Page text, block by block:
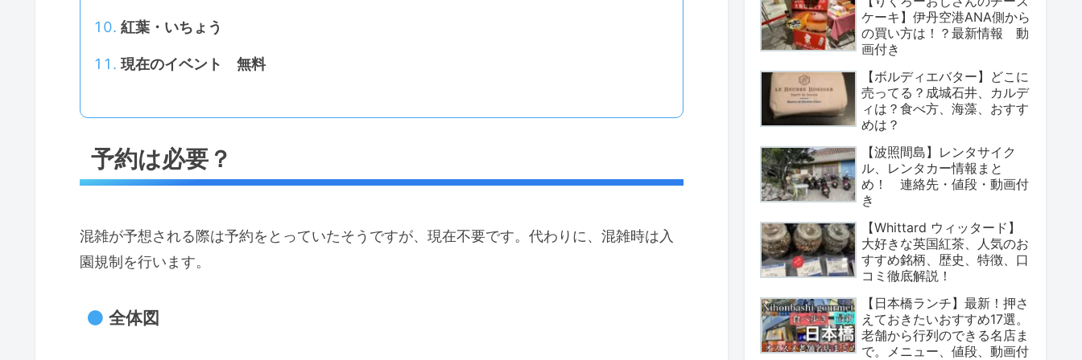
紅葉・いちょう
現在のイベント 無料
予約は必要？
混雑が予想される際は予約をとっていたそうですが、現在不要です。代わりに、混雑時は入
園規制を行います。
全体図
ケーキ】伊丹空港ANA側から
の買い方は！？最新情報 動
画付き
【ボルディエバター】どこに
売ってる？成城石井、カルデ
ィは？食べ方、海藻、おすす
めは？
【波照間島】レンタサイク
ル、レンタカー情報まと
め！ 連絡先・値段・動画付
き
【Whittard ウィッタード】
大好きな英国紅茶、人気のお
すすめ銘柄、歴史、特徴、口
コミ徹底解説！
【日本橋ランチ】最新！押さ
えておきたいおすすめ17選。
老舗から行列のできる名店ま
で。メニュー、値段、動画付